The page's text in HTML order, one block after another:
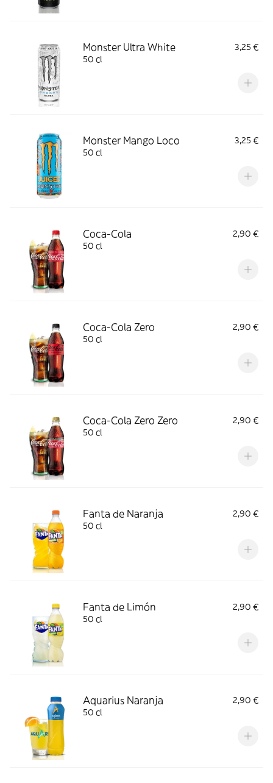
Monster Ultra White
3,25 €
50 cl
Monster Mango Loco
3,25 €
50 cl
Coca-Cola
2,90 €
50 cl
Coca-Cola Zero
2,90 €
50 cl
Coca-Cola Zero Zero
2,90 €
50 cl
Fanta de Naranja
2,90 €
50 cl
Fanta de Limón
2,90 €
50 cl
Aquarius Naranja
2,90 €
50 cl